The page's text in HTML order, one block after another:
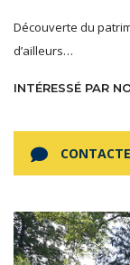
Découverte du
d’ailleurs…
INTÉRESSÉ PAR